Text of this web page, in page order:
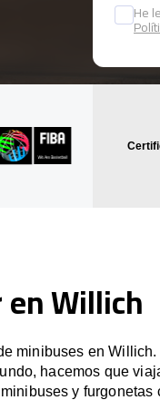
He
Willich
minibuses en Willich.
hacemos que
y furgonetas